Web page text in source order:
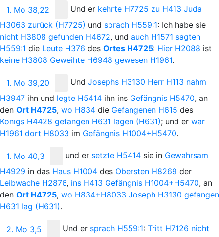
1. Mo 38,22 Und er kehrte H7725 zu H413 Juda
H3063 zurück (H7725) und sprach H559:1: Ich habe sie
nicht H3808 gefunden H4672, und auch H1571 sagten
H559:1 die Leute H376 des Ortes H4725: Hier H2088 ist
keine H3808 Geweihte H6948 gewesen H1961.
1. Mo 39,20 Und Josephs H3130 Herr H113 nahm
H3947 ihn und legte H5414 ihn ins Gefängnis H5470, an
den Ort H4725, wo H834 die Gefangenen H615 des
Königs H4428 gefangen H631 lagen (H631); und er war
H1961 dort H8033 im Gefängnis H1004+H5470.
1. Mo 40,3 und er setzte H5414 sie in Gewahrsam
H4929 in das Haus H1004 des Obersten H8269 der
Leibwache H2876, ins H413 Gefängnis H1004+H5470, an
den Ort H4725, wo H834+H8033 Joseph H3130 gefangen
H631 lag (H631).
2. Mo 3,5 Und er sprach H559:1: Tritt H7126 nicht